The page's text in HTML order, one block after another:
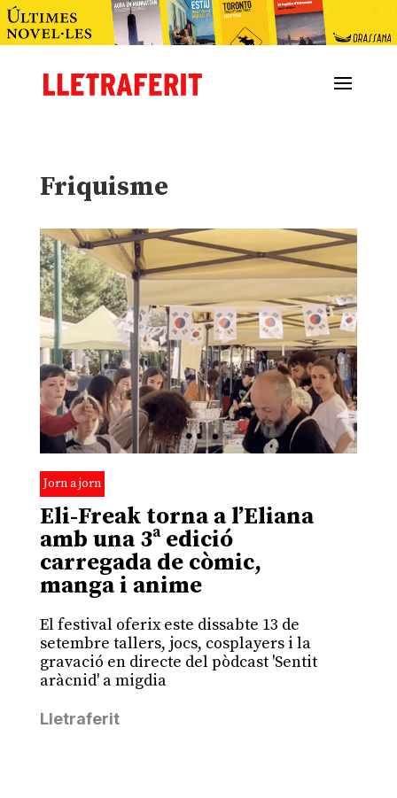
Friquisme
Jorn a jorn
Eli-Freak torna a l’Eliana
amb una 3ª edició
carregada de còmic,
manga i anime
El festival oferix este dissabte 13 de
setembre tallers, jocs, cosplayers i la
gravació en directe del pòdcast 'Sentit
aràcnid' a migdia
Lletraferit